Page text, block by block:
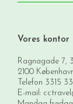
Vores kontor
Ragnagade 7,
2100
Telefon 3315
E-mail: